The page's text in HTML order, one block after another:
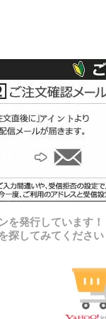
を発行しています！
探してみてくださ